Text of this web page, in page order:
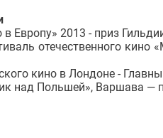
Европу» 2013 - приз
отечественного кино
кино в Лондоне -
над Польшей», Варшава —